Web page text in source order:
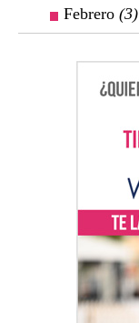
Febrero (3)